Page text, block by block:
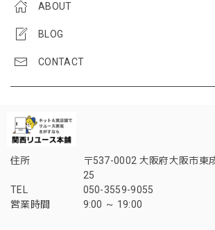
ABOUT
BLOG
CONTACT
住所
〒537-0002 大阪府大阪市東
25
TEL
050-3559-9055
営業時間
9:00 ～ 19:00